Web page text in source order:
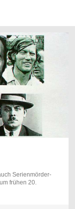
Serienmörder-
frühen 20.